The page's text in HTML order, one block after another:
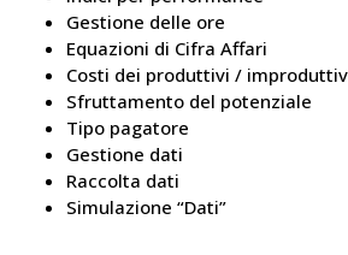
Gestione delle ore
Equazioni di Cifra Affari
Costi dei produttivi /
Sfruttamento del potenziale
Tipo pagatore
Gestione dati
Raccolta dati
Simulazione “Dati”